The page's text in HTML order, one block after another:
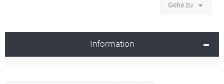
Gehe zu
Information